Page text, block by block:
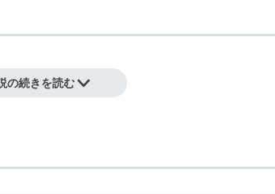
の続きを読む